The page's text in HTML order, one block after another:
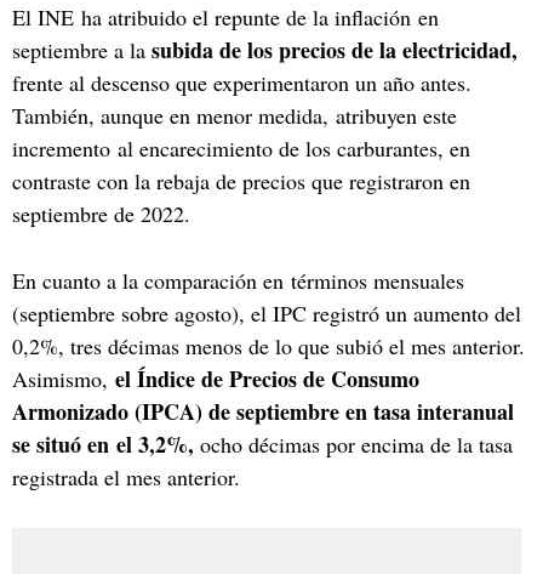
El INE ha atribuido el repunte de la inflación en
septiembre a la subida de los precios de la electricidad,
frente al descenso que experimentaron un año antes.
También, aunque en menor medida, atribuyen este
incremento al encarecimiento de los carburantes, en
contraste con la rebaja de precios que registraron en
septiembre de 2022.
En cuanto a la comparación en términos mensuales
(septiembre sobre agosto), el IPC registró un aumento del
0,2%, tres décimas menos de lo que subió el mes anterior.
Asimismo, el Índice de Precios de Consumo
Armonizado (IPCA) de septiembre en tasa interanual
se situó en el 3,2%, ocho décimas por encima de la tasa
registrada el mes anterior.